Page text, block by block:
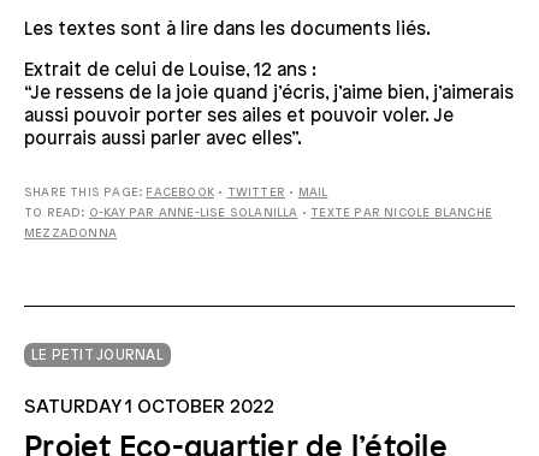
Les textes sont à lire dans les documents liés.
Extrait de celui de Louise, 12 ans :
“Je ressens de la joie quand j’écris, j’aime bien, j’aimerais
aussi pouvoir porter ses ailes et pouvoir voler. Je
pourrais aussi parler avec elles”.
SHARE THIS PAGE: FACEBOOK • TWITTER •
MAIL
TO READ: O-KAY PAR ANNE-LISE SOLANILLA • TEXTE PAR NICOLE BLANCHE
MEZZADONNA
LE PETIT JOURNAL
SATURDAY 1 OCTOBER 2022
Projet Eco-quartier de l’étoile